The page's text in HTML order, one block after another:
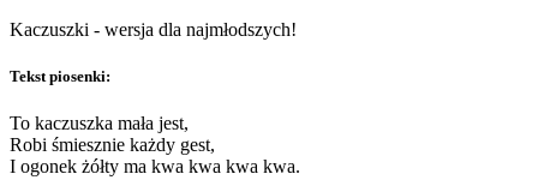
Kaczuszki - wersja dla najmłodszych!
Tekst piosenki:
To kaczuszka mała jest,
Robi śmiesznie każdy gest,
I ogonek żółty ma kwa kwa kwa kwa.